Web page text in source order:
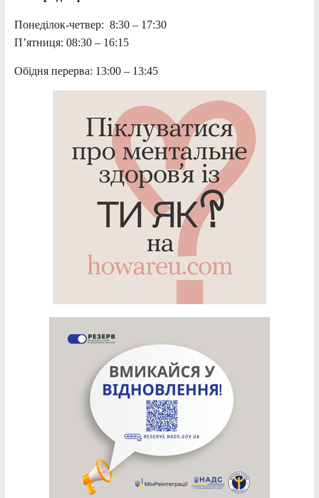
Понеділок-четвер: 8:30 – 17:30
П’ятниця: 08:30 – 16:15
Обідня перерва: 13:00 – 13:45